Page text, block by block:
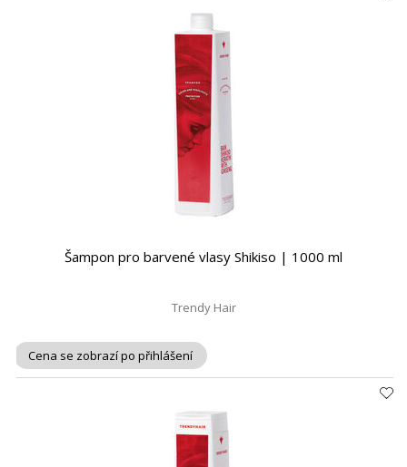
Šampon pro barvené vlasy Shikiso | 1000 ml
Trendy Hair
Cena se zobrazí po přihlášení